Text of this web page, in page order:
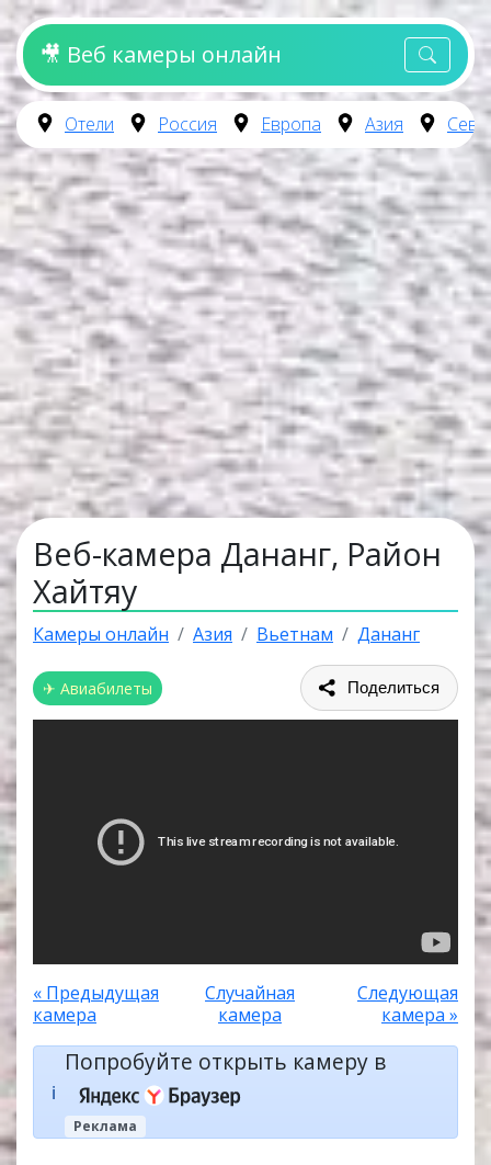
🎥 Веб камеры онлайн
Отели Россия Европа Азия
Веб-камера Дананг, Район
Хайтяу
Камеры онлайн Азия Вьетнам Дананг
✈ Авиабилеты Поделиться
« Предыдущая
камера
Случайная
камера
Следующая
камера »
ℹ️
Попробуйте открыть камеру в
Реклама